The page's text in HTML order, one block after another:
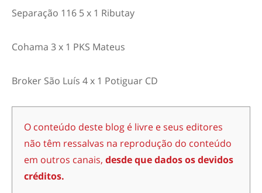
Separação 116 5 x 1 Ributay
Cohama 3 x 1 PKS Mateus
Broker São Luís 4 x 1 Potiguar CD
O conteúdo deste blog é livre e seus editores
não têm ressalvas na reprodução do conteúdo
em outros canais, desde que dados os devidos
créditos.